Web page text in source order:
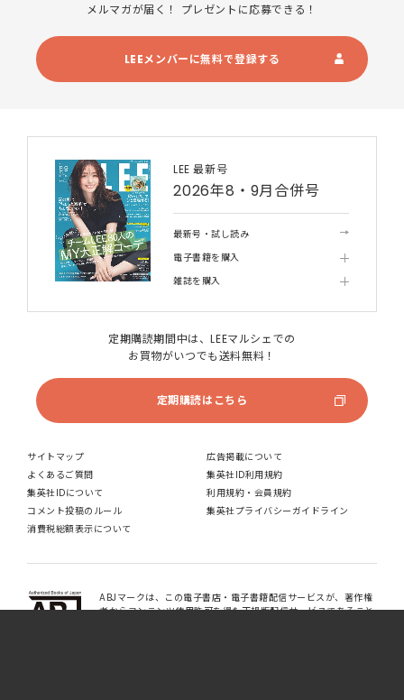
メルマガが届く！ プレゼントに応募できる！
LEEメンバーに無料で登録する
LEE 最新号
2026年8・9月合併号
最新号・試し読み
電子書籍を購入
雑誌を購入
定期購読期間中は、LEEマルシェでの
お買物がいつでも送料無料！
定期購読はこちら
サイトマップ
広告掲載について
よくあるご質問
集英社ID利用規約
集英社IDについて
利用規約・会員規約
コメント投稿のルール
集英社プライバシーガイドライン
消費税総額表示について
ABJマークは、この電子書店・電子書籍配信サービスが、著作権
者からコンテンツ使用許可を得た正規版配信サービスであること